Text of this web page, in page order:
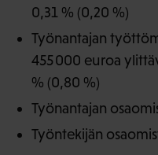
0,31 % (0,20 %)
Työnantajan
455 000 euroa
% (0,80 %)
Työnantajan
Työntekijän